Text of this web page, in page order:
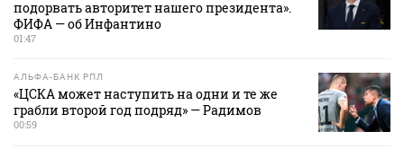
подорвать авторитет нашего президента».
ФИФА — об Инфантино
01:47
АЛЬФА-БАНК РПЛ
«ЦСКА может наступить на одни и те же
грабли второй год подряд» — Радимов
00:59